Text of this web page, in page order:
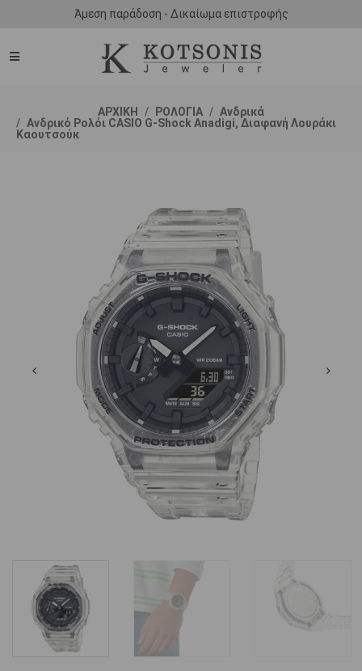
Άμεση παράδοση - Δικαίωμα επιστροφής
ΑΡΧΙΚΗ ΡΟΛΟΓΙΑ
Ανδρικά
Ανδρικό Ρολόι CASIO G-Shock Anadigi, Διαφανή Λουράκι
Καουτσούκ